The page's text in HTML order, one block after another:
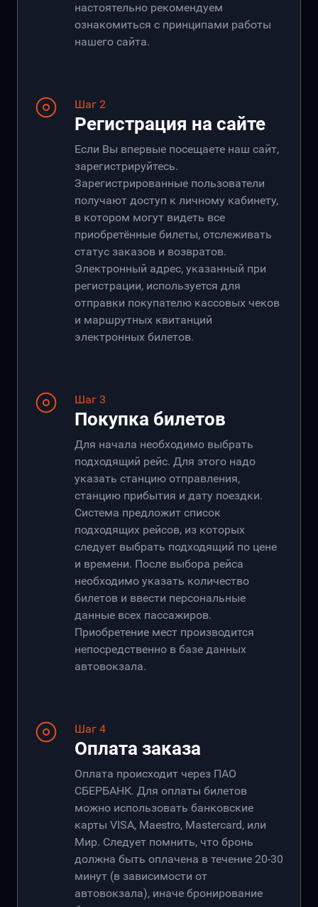
настоятельно рекомендуем
ознакомиться с принципами работы
нашего сайта.
Шаг 2
Регистрация на сайте
Если Вы впервые посещаете наш сайт,
зарегистрируйтесь.
Зарегистрированные пользователи
получают доступ к личному кабинету,
в котором могут видеть все
приобретённые билеты, отслеживать
статус заказов и возвратов.
Электронный адрес, указанный при
регистрации, используется для
отправки покупателю кассовых чеков
и маршрутных квитанций
электронных билетов.
Шаг 3
Покупка билетов
Для начала необходимо выбрать
подходящий рейс. Для этого надо
указать станцию отправления,
станцию прибытия и дату поездки.
Система предложит список
подходящих рейсов, из которых
следует выбрать подходящий по цене
и времени. После выбора рейса
необходимо указать количество
билетов и ввести персональные
данные всех пассажиров.
Приобретение мест производится
непосредственно в базе данных
автовокзала.
Шаг 4
Оплата заказа
Оплата происходит через ПАО
СБЕРБАНК. Для оплаты билетов
можно использовать банковские
карты VISA, Maestro, Mastercard, или
Мир. Следует помнить, что бронь
должна быть оплачена в течение 20-30
минут (в зависимости от
автовокзала), иначе бронирование